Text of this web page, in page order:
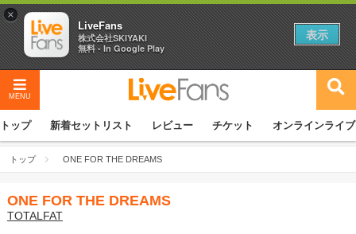
MENU
トップ 新着セットリスト レビュー チケット オンラインライブ
トップ ONE FOR THE DREAMS
ONE FOR THE DREAMS
TOTALFAT
×
LiveFans
株式会社SKIYAKI
無料 - In Google Play
表示